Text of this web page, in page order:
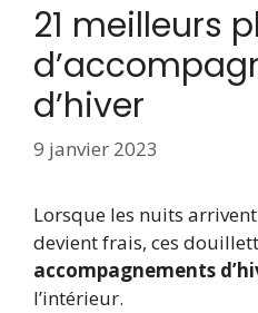
21 meilleurs
d’hiver
9 janvier 2023
Lorsque les nuits
devient frais, ces
accompagnements
l’intérieur.